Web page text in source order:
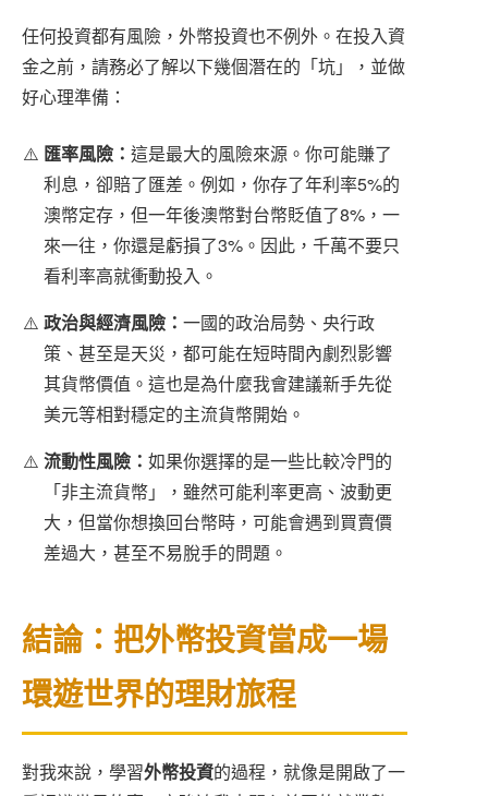
任何投資都有風險，外幣投資也不例外。在投入資
金之前，請務必了解以下幾個潛在的「坑」，並做
好心理準備：
匯率風險： 這是最大的風險來源。你可能賺了
利息，卻賠了匯差。例如，你存了年利率5%的
澳幣定存，但一年後澳幣對台幣貶值了8%，一
來一往，你還是虧損了3%。因此，千萬不要只
看利率高就衝動投入。
政治與經濟風險： 一國的政治局勢、央行政
策、甚至是天災，都可能在短時間內劇烈影響
其貨幣價值。這也是為什麼我會建議新手先從
美元等相對穩定的主流貨幣開始。
流動性風險： 如果你選擇的是一些比較冷門的
「非主流貨幣」，雖然可能利率更高、波動更
大，但當你想換回台幣時，可能會遇到買賣價
差過大，甚至不易脫手的問題。
結論：把外幣投資當成一場
環遊世界的理財旅程
對我來說，學習外幣投資的過程，就像是開啟了一